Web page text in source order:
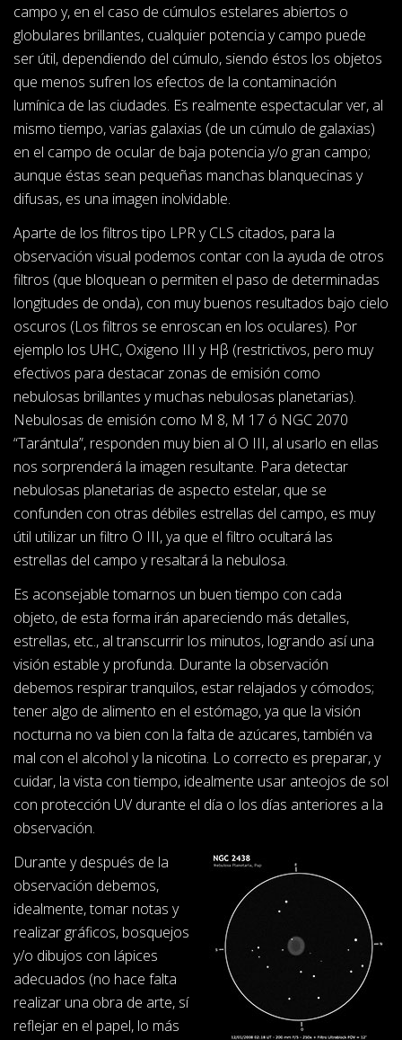
campo y, en el caso de cúmulos estelares abiertos o
globulares brillantes, cualquier potencia y campo puede
ser útil, dependiendo del cúmulo, siendo éstos los objetos
que menos sufren los efectos de la contaminación
lumínica de las ciudades. Es realmente espectacular ver, al
mismo tiempo, varias galaxias (de un cúmulo de galaxias)
en el campo de ocular de baja potencia y/o gran campo;
aunque éstas sean pequeñas manchas blanquecinas y
difusas, es una imagen inolvidable.
Aparte de los filtros tipo LPR y CLS citados, para la
observación visual podemos contar con la ayuda de otros
filtros (que bloquean o permiten el paso de determinadas
longitudes de onda), con muy buenos resultados bajo cielo
oscuros (Los filtros se enroscan en los oculares). Por
ejemplo los UHC, Oxigeno III y Hβ (restrictivos, pero muy
efectivos para destacar zonas de emisión como
nebulosas brillantes y muchas nebulosas planetarias).
Nebulosas de emisión como M 8, M 17 ó NGC 2070
“Tarántula”, responden muy bien al O III, al usarlo en ellas
nos sorprenderá la imagen resultante. Para detectar
nebulosas planetarias de aspecto estelar, que se
confunden con otras débiles estrellas del campo, es muy
útil utilizar un filtro O III, ya que el filtro ocultará las
estrellas del campo y resaltará la nebulosa.
Es aconsejable tomarnos un buen tiempo con cada
objeto, de esta forma irán apareciendo más detalles,
estrellas, etc., al transcurrir los minutos, logrando así una
visión estable y profunda. Durante la observación
debemos respirar tranquilos, estar relajados y cómodos;
tener algo de alimento en el estómago, ya que la visión
nocturna no va bien con la falta de azúcares, también va
mal con el alcohol y la nicotina. Lo correcto es preparar, y
cuidar, la vista con tiempo, idealmente usar anteojos de sol
con protección UV durante el día o los días anteriores a la
observación.
Durante y después de la
observación debemos,
idealmente, tomar notas y
realizar gráficos, bosquejos
y/o dibujos con lápices
adecuados (no hace falta
realizar una obra de arte, sí
reflejar en el papel, lo más